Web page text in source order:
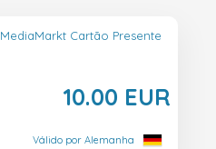
MediaMarkt Cartão Presente
10.00 EUR
Válido por Alemanha